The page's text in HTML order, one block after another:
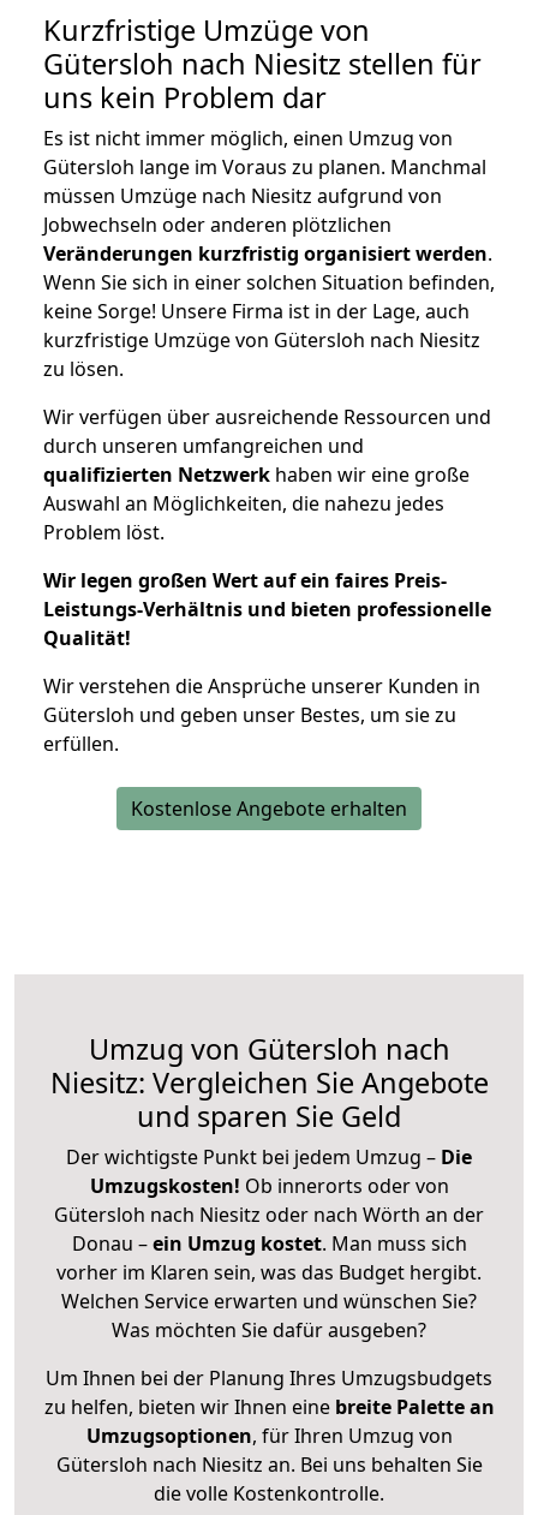
Kurzfristige Umzüge von
Gütersloh nach Niesitz stellen für
uns kein Problem dar
Es ist nicht immer möglich, einen Umzug von
Gütersloh lange im Voraus zu planen. Manchmal
müssen Umzüge nach Niesitz aufgrund von
Jobwechseln oder anderen plötzlichen
Veränderungen kurzfristig organisiert werden.
Wenn Sie sich in einer solchen Situation befinden,
keine Sorge! Unsere Firma ist in der Lage, auch
kurzfristige Umzüge von Gütersloh nach Niesitz
zu lösen.
Wir verfügen über ausreichende Ressourcen und
durch unseren umfangreichen und
qualifizierten Netzwerk haben wir eine große
Auswahl an Möglichkeiten, die nahezu jedes
Problem löst.
Wir legen großen Wert auf ein faires Preis-
Leistungs-Verhältnis und bieten professionelle
Qualität!
Wir verstehen die Ansprüche unserer Kunden in
Gütersloh und geben unser Bestes, um sie zu
erfüllen.
Kostenlose Angebote erhalten
Umzug von Gütersloh nach
Niesitz: Vergleichen Sie Angebote
und sparen Sie Geld
Der wichtigste Punkt bei jedem Umzug – Die
Umzugskosten! Ob innerorts oder von
Gütersloh nach Niesitz oder nach Wörth an der
Donau –ein Umzug kostet. Man muss sich
vorher im Klaren sein, was das Budget hergibt.
Welchen Service erwarten und wünschen Sie?
Was möchten Sie dafür ausgeben?
Um Ihnen bei der Planung Ihres Umzugsbudgets
zu helfen, bieten wir Ihnen eine breite Palette an
Umzugsoptionen, für Ihren Umzug von
Gütersloh nach Niesitz an. Bei uns behalten Sie
die volle Kostenkontrolle.